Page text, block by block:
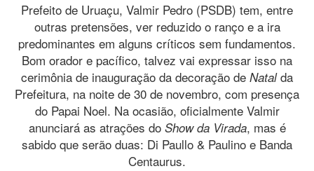
Prefeito de Uruaçu, Valmir Pedro (PSDB) tem, entre
outras pretensões, ver reduzido o ranço e a ira
predominantes em alguns críticos sem fundamentos.
Bom orador e pacífico, talvez vai expressar isso na
cerimônia de inauguração da decoração de Natalda
Prefeitura, na noite de 30 de novembro, com presença
do Papai Noel. Na ocasião, oficialmente Valmir
anunciará as atrações do Show da Virada, mas é
sabido que serão duas: Di Paullo & Paulino e Banda
Centaurus.